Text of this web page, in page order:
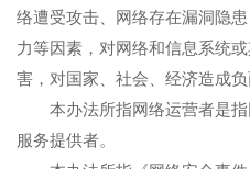
络遭受攻击、网络存在漏洞隐
力等因素，对网络和信息系统
害，对国家、社会、经济造成负
本办法所指网络运营者是
服务提供者。